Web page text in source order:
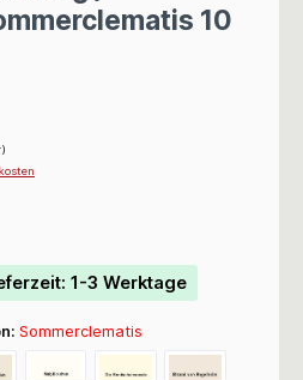
10
von 4.5 von 5 Sternen
1-3 Werktage
Sommerclematis